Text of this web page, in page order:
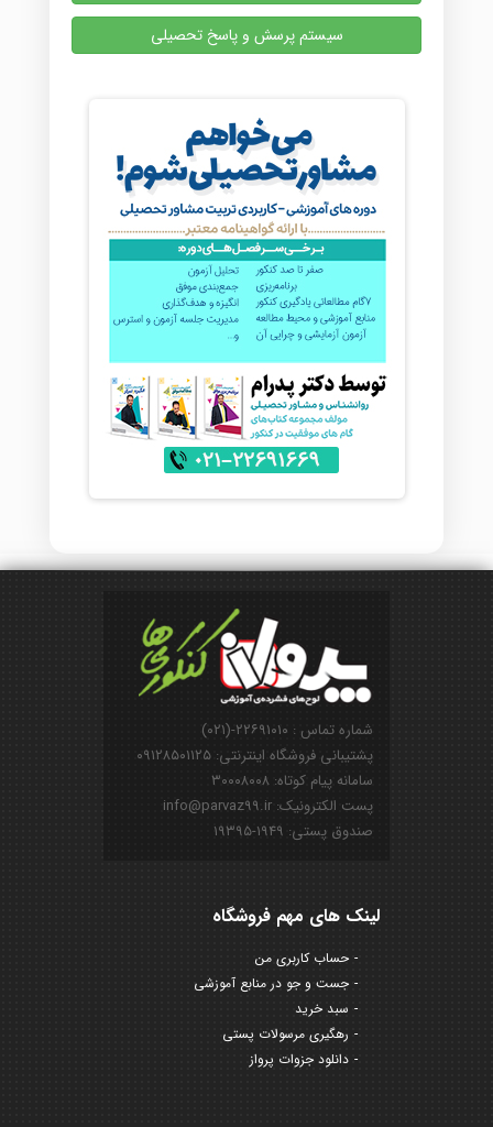
سیستم پرسش و پاسخ تحصیلی
شماره تماس : ۲۲۶۹۱۰۱۰-(۰۲۱)
پشتیبانی فروشگاه اینترنتی: ۰۹۱۲۸۵۰۱۱۲۵
سامانه پیام کوتاه: ۳۰۰۰۸۰۰۸
پست الکترونیک: info@parvaz99.ir
صندوق پستی: ۱۹۴۹-۱۹۳۹۵
لینک های مهم فروشگاه
حساب کاربری من
جست و جو در منابع آموزشی
سبد خرید
رهگیری مرسولات پستی
دانلود جزوات پرواز